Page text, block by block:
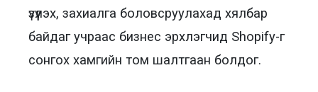
үзүүлэх, захиалга боловсруулахад хялбар
байдаг учраас бизнес эрхлэгчид Shopify-г
сонгох хамгийн том шалтгаан болдог.